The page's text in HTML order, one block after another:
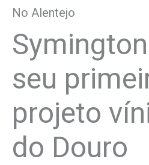
No Alentejo
seu
projeto
do Douro